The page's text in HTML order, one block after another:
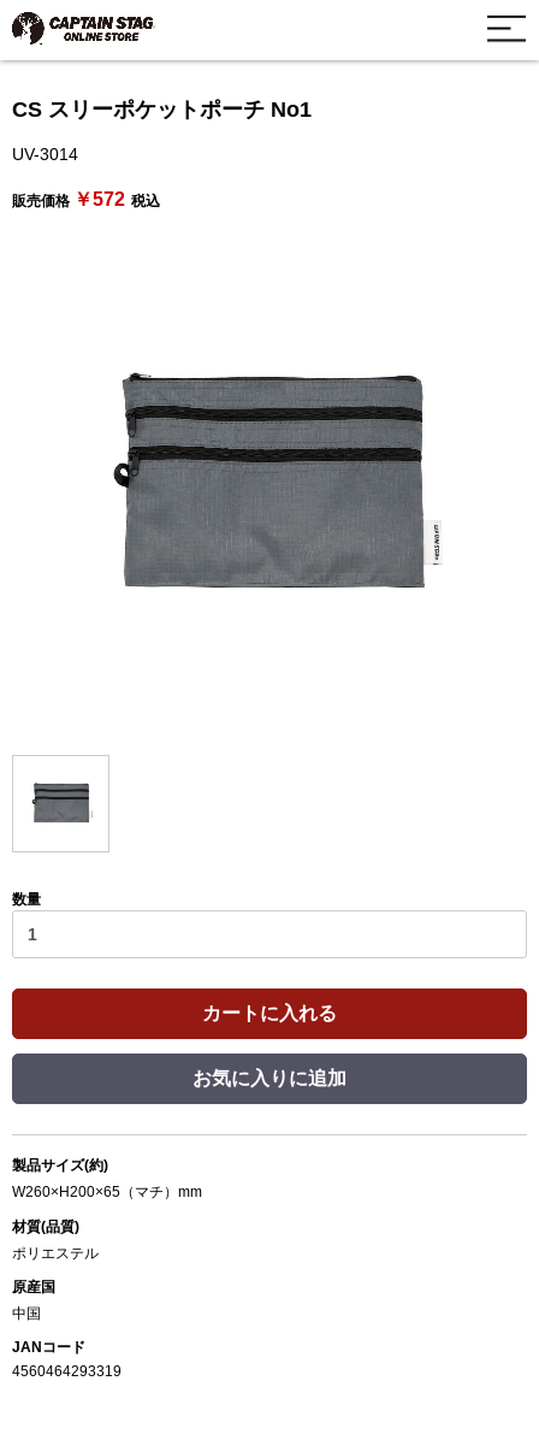
CS スリーポケットポーチ No1
UV-3014
販売価格 ￥572 税込
数量
カートに入れる
お気に入りに追加
製品サイズ(約)
W260×H200×65（マチ）mm
材質(品質)
ポリエステル
原産国
中国
JANコード
4560464293319